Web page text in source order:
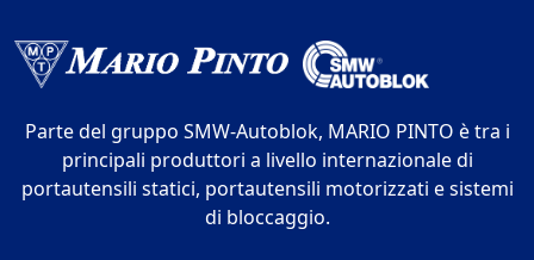
Parte del gruppo SMW-Autoblok, MARIO PINTO è tra i
principali produttori a livello internazionale di
portautensili statici, portautensili motorizzati e sistemi
di bloccaggio.